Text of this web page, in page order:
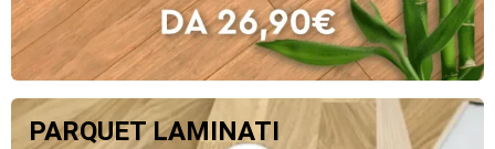
PARQUET LAMINATI